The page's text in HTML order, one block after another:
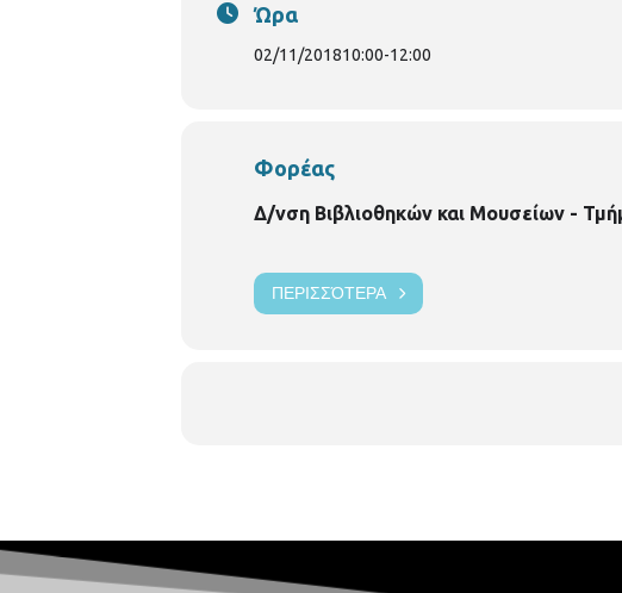
Ώρα
02/11/201810:00-12:00
Φορέας
Δ/νση Βιβλιοθηκών και Μουσείων -
ΠΕΡΙΣΣΌΤΕΡΑ